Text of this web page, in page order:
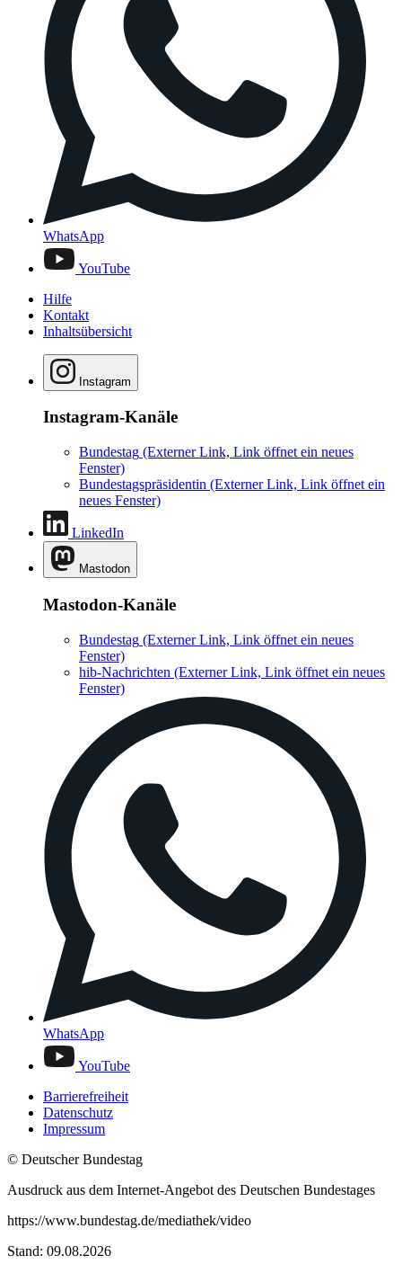
WhatsApp
YouTube
Hilfe
Kontakt
Inhaltsübersicht
Instagram
Instagram-Kanäle
Bundestag (Externer Link, Link öffnet ein neues
Fenster)
Bundestagspräsidentin (Externer Link, Link öffnet ein
neues Fenster)
LinkedIn
Mastodon
Mastodon-Kanäle
Bundestag (Externer Link, Link öffnet ein neues
Fenster)
hib-Nachrichten (Externer Link, Link öffnet ein neues
Fenster)
WhatsApp
YouTube
Barrierefreiheit
Datenschutz
Impressum
© Deutscher Bundestag
Ausdruck aus dem Internet-Angebot des Deutschen Bundestages
https://www.bundestag.de/mediathek/video
Stand: 09.08.2026